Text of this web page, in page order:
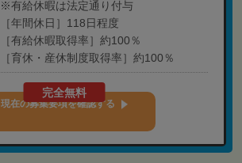
※有給休暇は法定通り付与
［年間休日］118日程度
［有給休暇取得率］約100％
［育休・産休制度取得率］約100％
完全無料
現在の募集要項を確認する